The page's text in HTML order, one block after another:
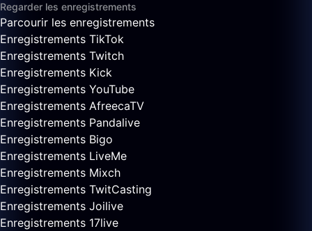
Regarder les enregistrements
Parcourir les enregistrements
Enregistrements TikTok
Enregistrements Twitch
Enregistrements Kick
Enregistrements YouTube
Enregistrements AfreecaTV
Enregistrements Pandalive
Enregistrements Bigo
Enregistrements LiveMe
Enregistrements Mixch
Enregistrements TwitCasting
Enregistrements Joilive
Enregistrements 17live